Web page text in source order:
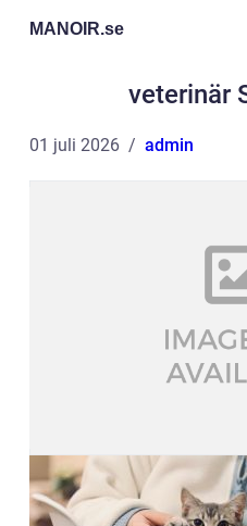
MANOIR.se
veterinär
01 juli 2026 admin